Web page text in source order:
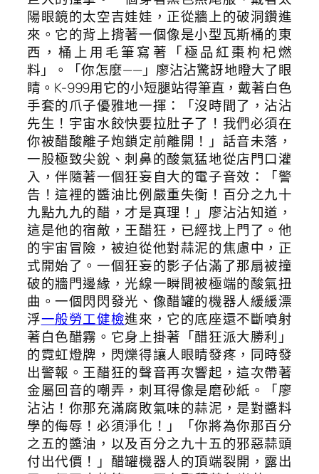
陽眼鏡的太空吉娃娃，正從牆上的破洞鑽進
來。它的背上揹著一個像是小型瓦斯桶的東
西，桶上用毛筆寫著「極品紅棗枸杞燃
料」。「你怎麼——」廖沾沾驚訝地瞪大了眼
睛。K-999用它的小短腿站得筆直，戴著白色
手套的爪子優雅地一揮：「沒時間了，沾沾
先生！宇宙水餃快要拉肚子了！我們必須在
你被醋酸離子炮鎖定前離開！」話音未落，
一股極致尖銳、刺鼻的酸氣猛地從店門口灌
入，伴隨著一個狂妄自大的電子音效：「警
告！這裡的醬油比例嚴重失衡！百分之九十
九點九九的醋，才是真理！」廖沾沾知道，
這是他的宿敵，王醋狂，已經找上門了。他
的宇宙冒險，被迫從他對蒜泥的焦慮中，正
式開始了。一個狂妄的影子佔滿了那扇被撞
破的牆門邊緣，光線一瞬間被極端的酸氣扭
曲。一個閃閃發光、像醋罐的機器人緩緩漂
浮一般勞工健檢進來，它的底座還不斷噴射
著白色醋霧。它身上掛著「醋狂派大勝利」
的霓虹燈牌，閃爍得讓人眼睛發疼，同時發
出警報。王醋狂的聲音再次響起，這次帶著
金屬回音的嘲弄，刺耳得像是磨砂紙。「廖
沾沾！你那充滿腐敗氣味的蒜泥，是對醬料
學的侮辱！必須淨化！」「你將為你那百分
之五的醬油，以及百分之九十五的邪惡蒜頭
付出代價！」醋罐機器人的頂端裂開，露出